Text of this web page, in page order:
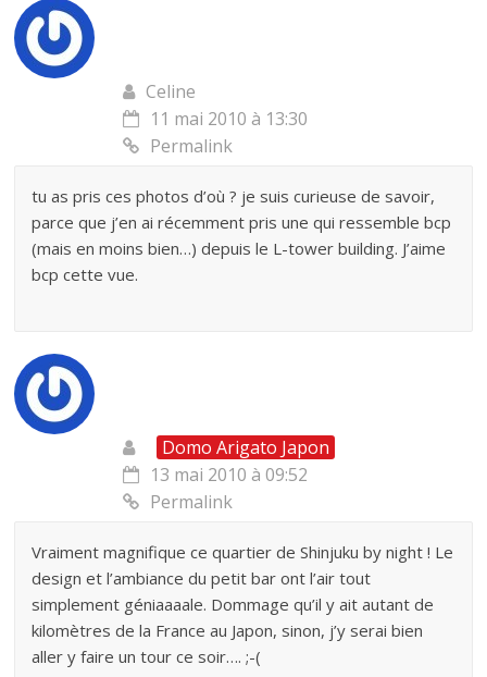
Celine
11 mai 2010 à 13:30
Permalink
tu as pris ces photos d’où ? je suis curieuse de savoir,
parce que j’en ai récemment pris une qui ressemble bcp
(mais en moins bien…) depuis le L-tower building. J’aime
bcp cette vue.
Domo Arigato Japon
13 mai 2010 à 09:52
Permalink
Vraiment magnifique ce quartier de Shinjuku by night ! Le
design et l’ambiance du petit bar ont l’air tout
simplement géniaaaale. Dommage qu’il y ait autant de
kilomètres de la France au Japon, sinon, j’y serai bien
aller y faire un tour ce soir…. ;-(